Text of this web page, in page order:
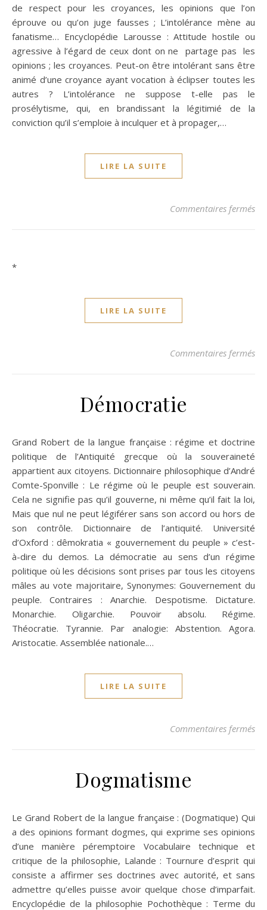
de respect pour les croyances, les opinions que l’on
éprouve ou qu’on juge fausses ; L’intolérance mène au
fanatisme… Encyclopédie Larousse : Attitude hostile ou
agressive à l’égard de ceux dont on ne partage pas les
opinions ; les croyances. Peut-on être intolérant sans être
animé d’une croyance ayant vocation à éclipser toutes les
autres ? L’intolérance ne suppose t-elle pas le
prosélytisme, qui, en brandissant la légitimié de la
conviction qu’il s’emploie à inculquer et à propager,…
LIRE LA SUITE
Commentaires fermés
*
LIRE LA SUITE
Commentaires ferméssur
Démocratie
Grand Robert de la langue française : régime et doctrine
politique de l’Antiquité grecque où la souveraineté
appartient aux citoyens. Dictionnaire philosophique d’André
Comte-Sponville : Le régime où le peuple est souverain.
Cela ne signifie pas qu’il gouverne, ni même qu’il fait la loi,
Mais que nul ne peut légiférer sans son accord ou hors de
son contrôle. Dictionnaire de l’antiquité. Université
d’Oxford : dêmokratia « gouvernement du peuple » c’est-
à-dire du demos. La démocratie au sens d’un régime
politique où les décisions sont prises par tous les citoyens
mâles au vote majoritaire, Synonymes: Gouvernement du
peuple. Contraires : Anarchie. Despotisme. Dictature.
Monarchie. Oligarchie. Pouvoir absolu. Régime.
Théocratie. Tyrannie. Par analogie: Abstention. Agora.
Aristocatie. Assemblée nationale.…
LIRE LA SUITE
Commentaires fermés
Dogmatisme
Le Grand Robert de la langue française : (Dogmatique) Qui
a des opinions formant dogmes, qui exprime ses opinions
d’une manière péremptoire Vocabulaire technique et
critique de la philosophie, Lalande : Tournure d’esprit qui
consiste a affirmer ses doctrines avec autorité, et sans
admettre qu’elles puisse avoir quelque chose d’imparfait.
Encyclopédie de la philosophie Pochothèque : Terme du